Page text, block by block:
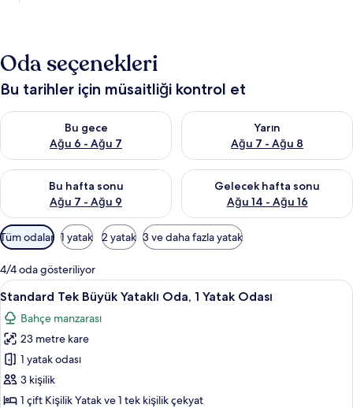
Oda seçenekleri
Bu tarihler için müsaitliği kontrol et
Bu gece
Ağu 6 - Ağu 7
Bu gece için müsaitliği kontrol et Ağu 6 - Ağu 7
Yarın
Ağu 7 - Ağu 8
Yarın için müsaitliği kontrol
Bu hafta sonu
Ağu 7 - Ağu 9
Bu hafta sonu için müsaitliği kontrol et Ağu 7 - Ağu 9
Gelecek hafta sonu
Ağu 14 - Ağu 16
Önümüzdeki hafta sonu için
Odalar
için
mevcut
filtreler
Tüm odalar 1 yatak 2 yatak 3 ve daha fazla yatak
4/4 oda gösteriliyor
Standard
Tek
Büyük
Yataklı
Oda,
1
Yatak
Standard Tek Büyük Yataklı Oda, 1
7
Standard Tek Büyük Yataklı Oda, 1 Yatak Odası
Bahçe manzarası
23 metre kare
1 yatak odası
3 kişilik
1 çift Kişilik Yatak ve 1 tek kişilik çekyat